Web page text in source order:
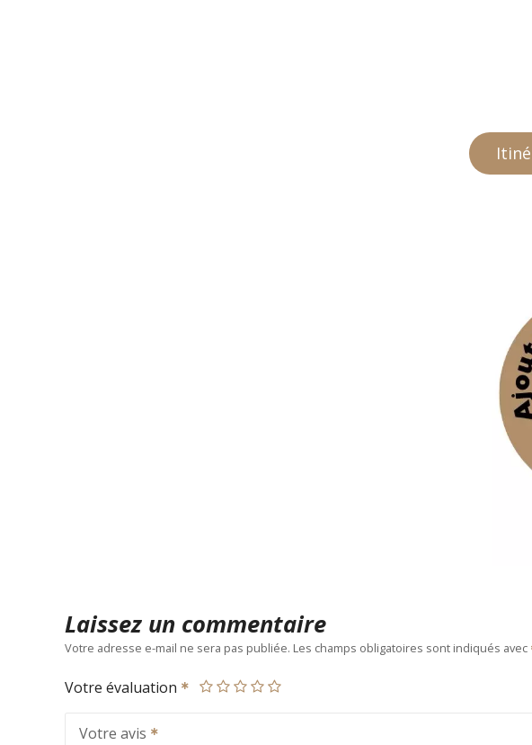
Laissez un commentaire
Votre adresse e-mail ne sera pas publiée. Les champs obligatoires sont indiqués avec
Votre évaluation
Votre avis